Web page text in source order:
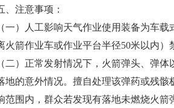
注意事项：
人工影响天气作业使用装备为车载
火箭作业车或作业平台半径50米以内）
正常发射情况下，火箭弹头、弹体
地的意外情况。擅自处理该弹药或残
范围内，群众若发现有落地未燃烧火